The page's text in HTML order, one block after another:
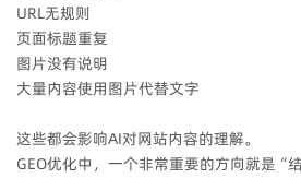
URL无规则
页面标题重复
图片没有说明
大量内容使用图片代替文字
这些都会影响AI对网站内容的理解。
GEO优化中，一个非常重要的方向就是“